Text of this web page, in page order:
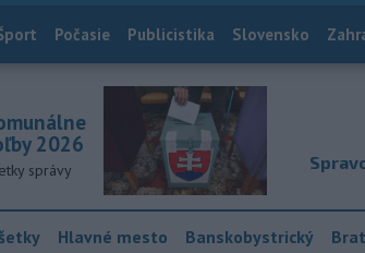
Počasie Publicistika Slovensko
2026
správy
Hlavné mesto Banskobystrický